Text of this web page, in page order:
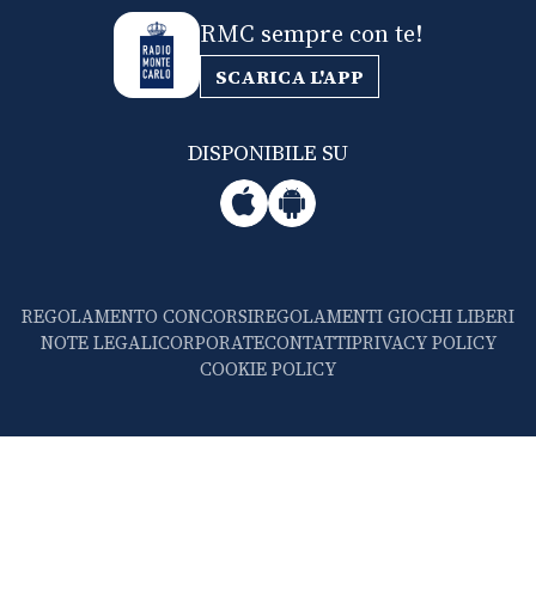
RMC sempre con te!
SCARICA L'APP
DISPONIBILE SU
REGOLAMENTO CONCORSIREGOLAMENTI GIOCHI LIBERI
NOTE LEGALICORPORATECONTATTIPRIVACY POLICY
COOKIE POLICY